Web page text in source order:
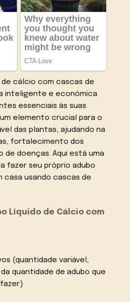
de cálcio com cascas de
inteligente e econômica
essenciais às suas
elemento crucial para o
das plantas, ajudando na
fortalecimento dos
de doenças. Aqui está uma
fazer seu próprio adubo
casa usando cascas de
Líquido de Cálcio com
(quantidade variável,
quantidade de adubo que